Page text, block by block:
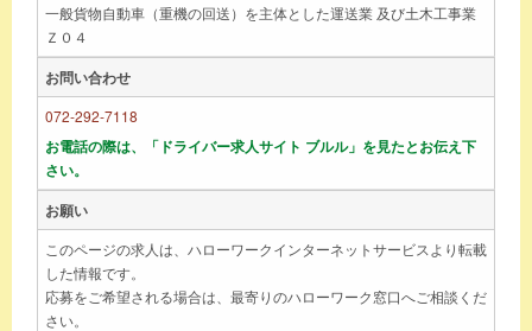
一般貨物自動車（重機の回送）を主体とした運送業 及び土木工事業
Ｚ０４
お問い合わせ
072-292-7118
お電話の際は、「ドライバー求人サイト ブルル」を見たとお伝え下
さい。
お願い
このページの求人は、ハローワークインターネットサービスより転載
した情報です。
応募をご希望される場合は、最寄りのハローワーク窓口へご相談くだ
さい。